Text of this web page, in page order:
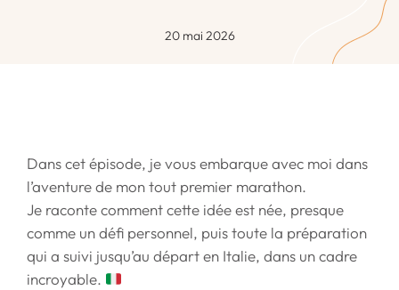
20 mai 2026
Dans cet épisode, je vous embarque avec moi dans
l’aventure de mon tout premier marathon.
Je raconte comment cette idée est née, presque
comme un défi personnel, puis toute la préparation
qui a suivi jusqu’au départ en Italie, dans un cadre
incroyable.